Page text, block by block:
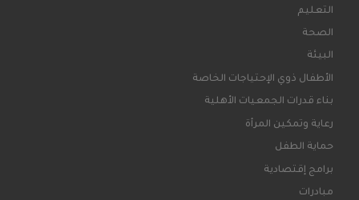
التعليم
الصحة
البيئة
الأطفال ذوي الإحتياجات الخاصة
بناء قدرات الجمعيات الأهلية
رعاية وتمكين المرأة
حماية الطفل
برامج إقتصادية
مبادرات